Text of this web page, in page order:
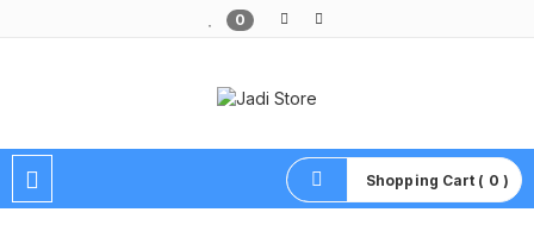
0
Shopping Cart ( 0 )